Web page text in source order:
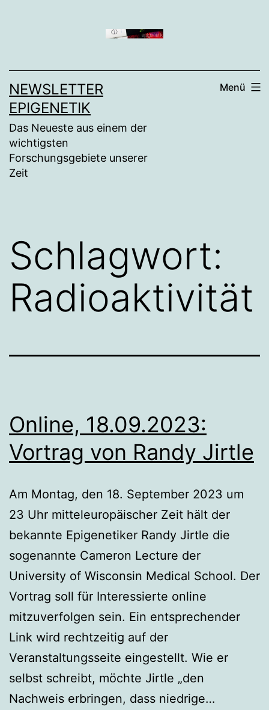
NEWSLETTER
EPIGENETIK
Das Neueste aus einem der
wichtigsten
Forschungsgebiete unserer
Zeit
Menü
Schlagwort:
Radioaktivität
Online, 18.09.2023:
Vortrag von Randy Jirtle
Am Montag, den 18. September 2023 um
23 Uhr mitteleuropäischer Zeit hält der
bekannte Epigenetiker Randy Jirtle die
sogenannte Cameron Lecture der
University of Wisconsin Medical School. Der
Vortrag soll für Interessierte online
mitzuverfolgen sein. Ein entsprechender
Link wird rechtzeitig auf der
Veranstaltungsseite eingestellt. Wie er
selbst schreibt, möchte Jirtle „den
Nachweis erbringen, dass niedrige…